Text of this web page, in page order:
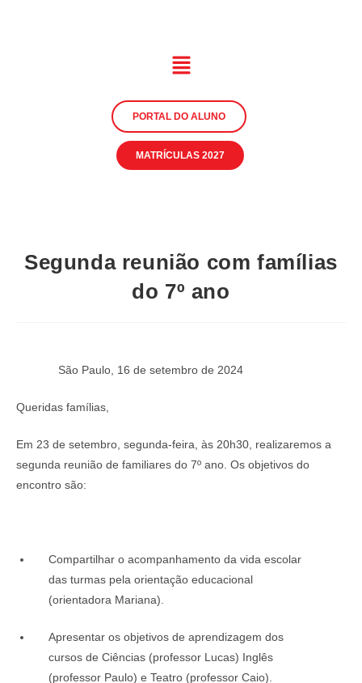
PORTAL DO ALUNO
MATRÍCULAS 2027
Segunda reunião com famílias
do 7º ano
São Paulo, 16 de setembro de 2024
Queridas famílias,
Em 23 de setembro, segunda-feira, às 20h30, realizaremos a
segunda reunião de familiares do 7º ano. Os objetivos do
encontro são:
Compartilhar o acompanhamento da vida escolar
das turmas pela orientação educacional
(orientadora Mariana).
Apresentar os objetivos de aprendizagem dos
cursos de Ciências (professor Lucas) Inglês
(professor Paulo) e Teatro (professor Caio).